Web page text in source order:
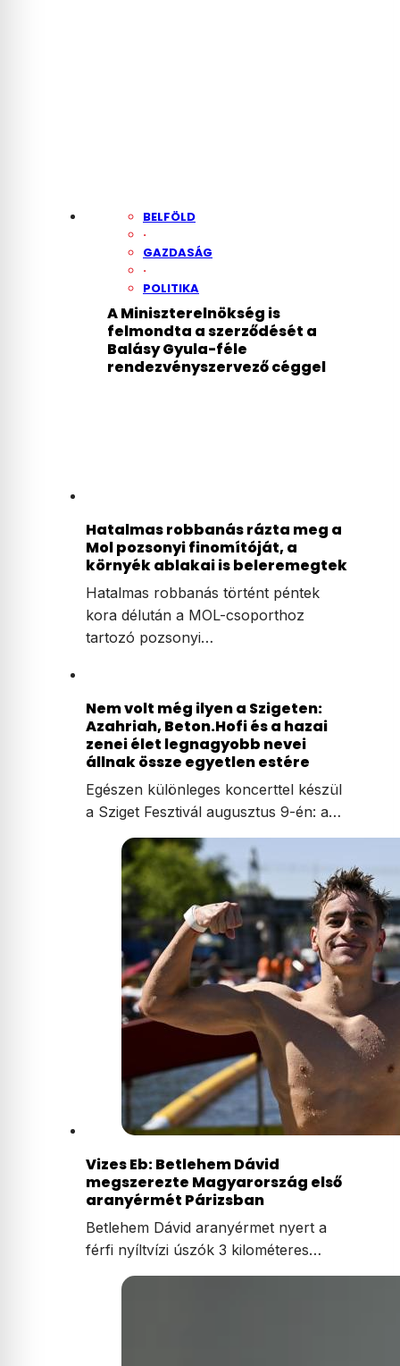
BELFÖLD
·
GAZDASÁG
·
POLITIKA
A Miniszterelnökség is
felmondta a szerződését a
Balásy Gyula-féle
rendezvényszervező céggel
Hatalmas robbanás rázta meg a
Mol pozsonyi finomítóját, a
környék ablakai is beleremegtek
Hatalmas robbanás történt péntek
kora délután a MOL-csoporthoz
tartozó pozsonyi…
Nem volt még ilyen a Szigeten:
Azahriah, Beton.Hofi és a hazai
zenei élet legnagyobb nevei
állnak össze egyetlen estére
Egészen különleges koncerttel készül
a Sziget Fesztivál augusztus 9-én: a…
Vizes Eb: Betlehem Dávid
megszerezte Magyarország első
aranyérmét Párizsban
Betlehem Dávid aranyérmet nyert a
férfi nyíltvízi úszók 3 kilométeres…